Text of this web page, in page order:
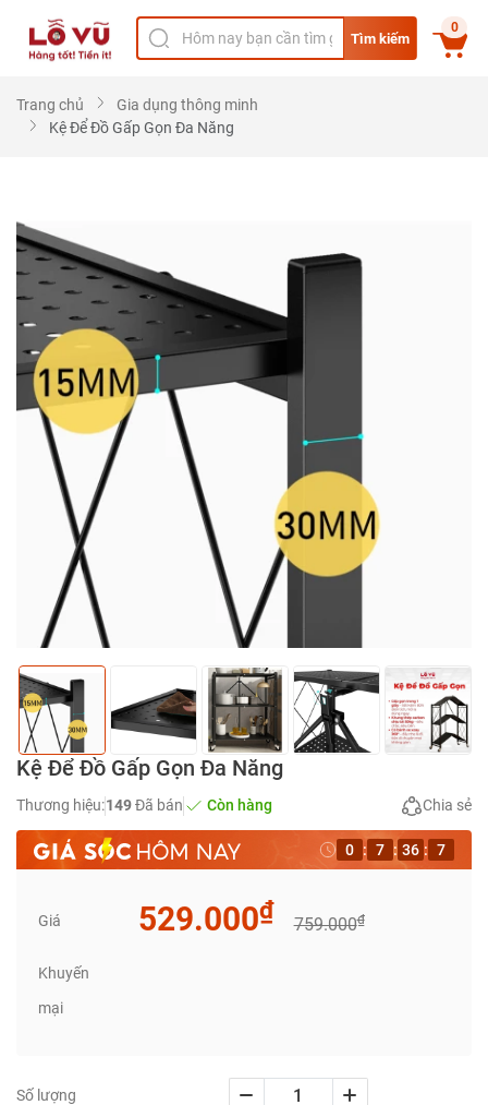
Tìm kiếm
0
Trang chủ
Gia dụng thông minh
Kệ Để Đồ Gấp Gọn Đa Năng
Kệ Để Đồ Gấp Gọn Đa Năng
Thương hiệu:149Đã bán Còn hàng Chia sẻ
0 : 7 : 36 : 6
Giá 529.000₫
759.000₫
Khuyến
mại
Số lượng